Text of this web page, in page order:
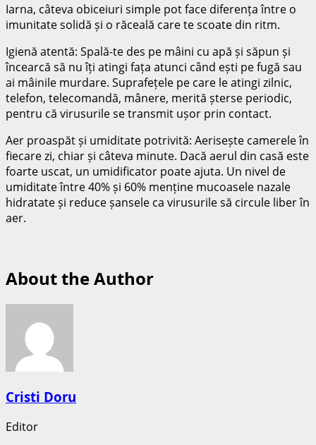
Iarna, câteva obiceiuri simple pot face diferența între o
imunitate solidă și o răceală care te scoate din ritm.
Igienă atentă: Spală-te des pe mâini cu apă și săpun și
încearcă să nu îți atingi fața atunci când ești pe fugă sau
ai mâinile murdare. Suprafețele pe care le atingi zilnic,
telefon, telecomandă, mânere, merită șterse periodic,
pentru că virusurile se transmit ușor prin contact.
Aer proaspăt și umiditate potrivită: Aerisește camerele în
fiecare zi, chiar și câteva minute. Dacă aerul din casă este
foarte uscat, un umidificator poate ajuta. Un nivel de
umiditate între 40% și 60% menține mucoasele nazale
hidratate și reduce șansele ca virusurile să circule liber în
aer.
About the Author
Cristi Doru
Editor